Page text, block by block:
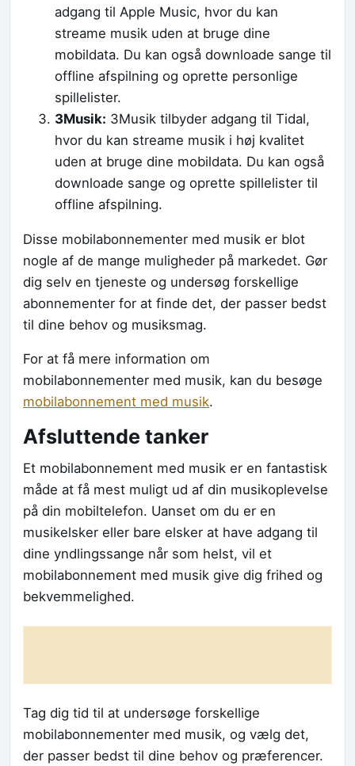
adgang til Apple Music, hvor du kan
streame musik uden at bruge dine
mobildata. Du kan også downloade sange til
offline afspilning og oprette personlige
spillelister.
3Musik: 3Musik tilbyder adgang til Tidal,
hvor du kan streame musik i høj kvalitet
uden at bruge dine mobildata. Du kan også
downloade sange og oprette spillelister til
offline afspilning.
Disse mobilabonnementer med musik er blot
nogle af de mange muligheder på markedet. Gør
dig selv en tjeneste og undersøg forskellige
abonnementer for at finde det, der passer bedst
til dine behov og musiksmag.
For at få mere information om
mobilabonnementer med musik, kan du besøge
mobilabonnement med musik.
Afsluttende tanker
Et mobilabonnement med musik er en fantastisk
måde at få mest muligt ud af din musikoplevelse
på din mobiltelefon. Uanset om du er en
musikelsker eller bare elsker at have adgang til
dine yndlingssange når som helst, vil et
mobilabonnement med musik give dig frihed og
bekvemmelighed.
Tag dig tid til at undersøge forskellige
mobilabonnementer med musik, og vælg det,
der passer bedst til dine behov og præferencer.